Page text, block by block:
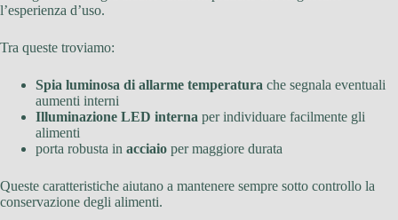
l’esperienza d’uso.
Tra queste troviamo:
Spia luminosa di allarme temperatura che segnala eventuali
aumenti interni
Illuminazione LED interna per individuare facilmente gli
alimenti
porta robusta in acciaio per maggiore durata
Queste caratteristiche aiutano a mantenere sempre sotto controllo la
conservazione degli alimenti.